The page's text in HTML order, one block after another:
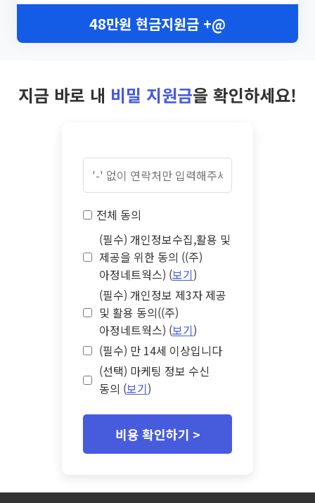
48만원 현금지원금 +@
지금 바로 내 비밀 지원금을 확인하세요!
전체 동의
(필수) 개인정보수집,활용 및
제공을 위한 동의 ((주)
아정네트웍스) (보기)
(필수) 개인정보 제3자 제공
및 활용 동의((주)
아정네트웍스) (보기)
(필수) 만 14세 이상입니다
(선택) 마케팅 정보 수신
동의 (보기)
비용 확인하기 >